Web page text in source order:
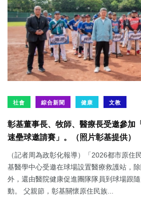
社會 綜合新聞 健康 文教
彰基董事長、牧師、醫療長受邀參加
速壘球邀請賽」。（照片彰基提供）
（記者周為政彰化報導）「2026都市原住
基醫學中心受邀在球場設置醫療救護站，
外，還由醫院健康促進團隊隊員到球場跟
動。 父親節，彰基關懷原住民族...